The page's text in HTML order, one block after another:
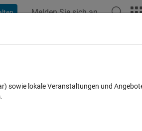
Melden Sie sich an
sowie lokale Veranstaltungen und
.